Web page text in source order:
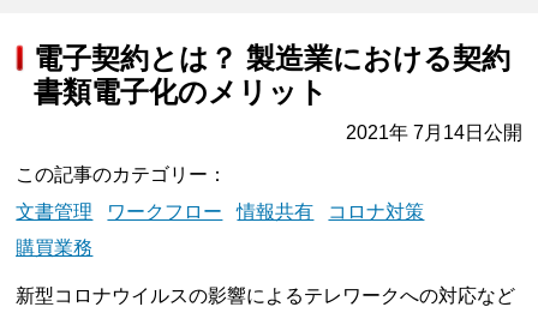
電子契約とは？ 製造業における契約
書類電子化のメリット
2021年 7月14日公開
この記事のカテゴリー
文書管理
ワークフロー 情報共有
コロナ対策
購買業務
新型コロナウイルスの影響によるテレワークへの対応など